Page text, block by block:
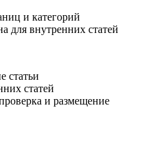
и категорий
для внутренних статей
статьи
статей
и размещение